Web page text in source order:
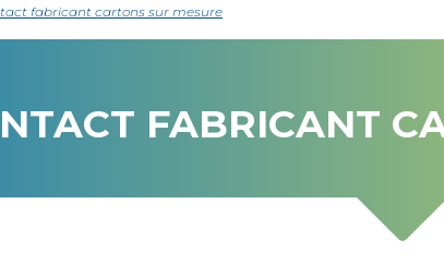
fabricant cartons sur mesure
FABRICANT